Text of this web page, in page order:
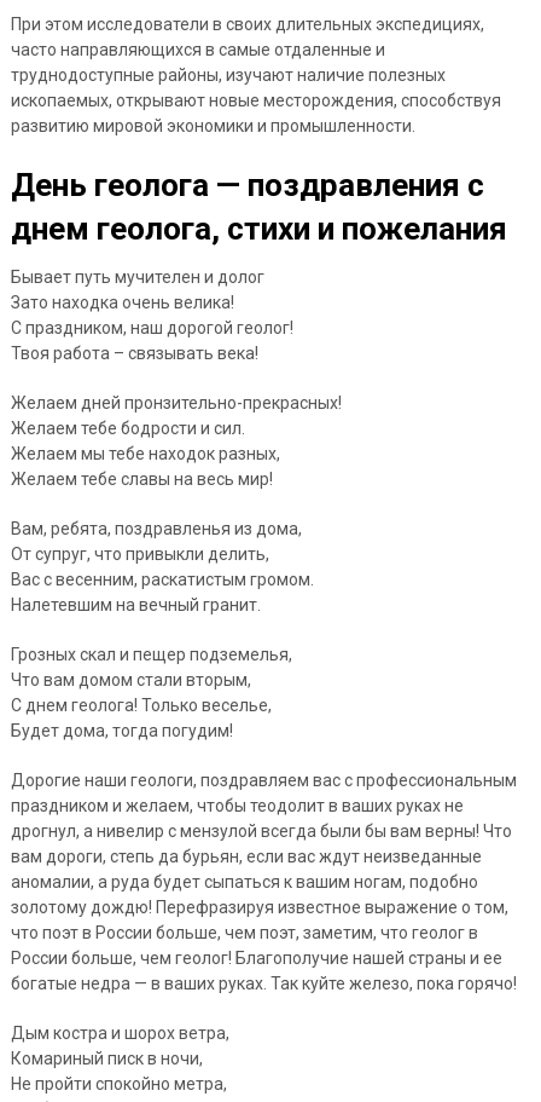
При этом исследователи в своих длительных экспедициях,
часто направляющихся в самые отдаленные и
труднодоступные районы, изучают наличие полезных
ископаемых, открывают новые месторождения, способствуя
развитию мировой экономики и промышленности.
День геолога — поздравления с
днем геолога, стихи и пожелания
Бывает путь мучителен и долог
Зато находка очень велика!
С праздником, наш дорогой геолог!
Твоя работа – связывать века!
Желаем дней пронзительно-прекрасных!
Желаем тебе бодрости и сил.
Желаем мы тебе находок разных,
Желаем тебе славы на весь мир!
Вам, ребята, поздравленья из дома,
От супруг, что привыкли делить,
Вас с весенним, раскатистым громом.
Налетевшим на вечный гранит.
Грозных скал и пещер подземелья,
Что вам домом стали вторым,
С днем геолога! Только веселье,
Будет дома, тогда погудим!
Дорогие наши геологи, поздравляем вас с профессиональным
праздником и желаем, чтобы теодолит в ваших руках не
дрогнул, а нивелир с мензулой всегда были бы вам верны! Что
вам дороги, степь да бурьян, если вас ждут неизведанные
аномалии, а руда будет сыпаться к вашим ногам, подобно
золотому дождю! Перефразируя известное выражение о том,
что поэт в России больше, чем поэт, заметим, что геолог в
России больше, чем геолог! Благополучие нашей страны и ее
богатые недра — в ваших руках. Так куйте железо, пока горячо!
Дым костра и шорох ветра,
Комариный писк в ночи,
Не пройти спокойно метра,